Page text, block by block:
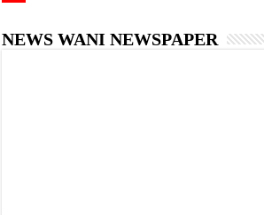
NEWS WANI NEWSPAPER